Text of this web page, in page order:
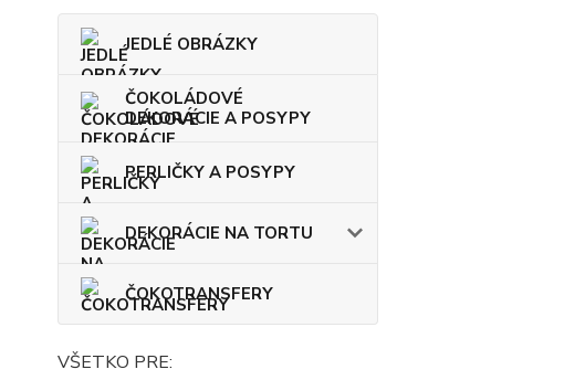
JEDLÉ OBRÁZKY
ČOKOLÁDOVÉ
DEKORÁCIE A POSYPY
PERLIČKY A POSYPY
DEKORÁCIE NA TORTU
ČOKOTRANSFERY
VŠETKO PRE: